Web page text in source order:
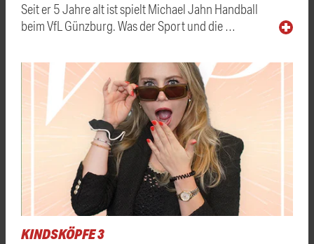
Seit er 5 Jahre alt ist spielt Michael Jahn Handball
beim VfL Günzburg. Was der Sport und die …
KINDSKÖPFE 3